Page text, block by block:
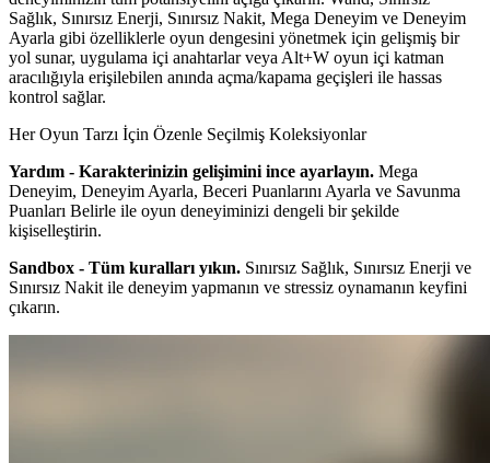
Sağlık, Sınırsız Enerji, Sınırsız Nakit, Mega Deneyim ve Deneyim
Ayarla gibi özelliklerle oyun dengesini yönetmek için gelişmiş bir
yol sunar, uygulama içi anahtarlar veya Alt+W oyun içi katman
aracılığıyla erişilebilen anında açma/kapama geçişleri ile hassas
kontrol sağlar.
Her Oyun Tarzı İçin Özenle Seçilmiş Koleksiyonlar
Yardım - Karakterinizin gelişimini ince ayarlayın. Mega
Deneyim, Deneyim Ayarla, Beceri Puanlarını Ayarla ve Savunma
Puanları Belirle ile oyun deneyiminizi dengeli bir şekilde
kişiselleştirin.
Sandbox - Tüm kuralları yıkın. Sınırsız Sağlık, Sınırsız Enerji ve
Sınırsız Nakit ile deneyim yapmanın ve stressiz oynamanın keyfini
çıkarın.